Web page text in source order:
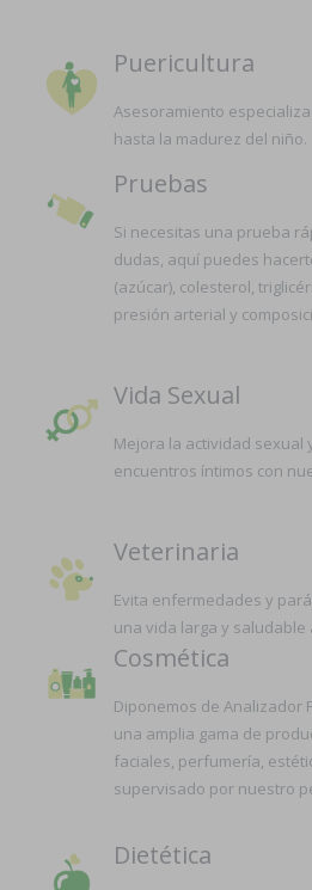
Puericultura
Asesoramiento
hasta la madurez del niño.
Pruebas
Si necesitas una prueba
dudas, aquí puedes
(azúcar), colesterol,
presión arterial y
Vida Sexual
Mejora la actividad sexual
encuentros íntimos con
Veterinaria
Evita enfermedades y
una vida larga y saludable
Cosmética
Diponemos de Analizador
una amplia gama de
faciales, perfumería,
supervisado por nuestro
Dietética